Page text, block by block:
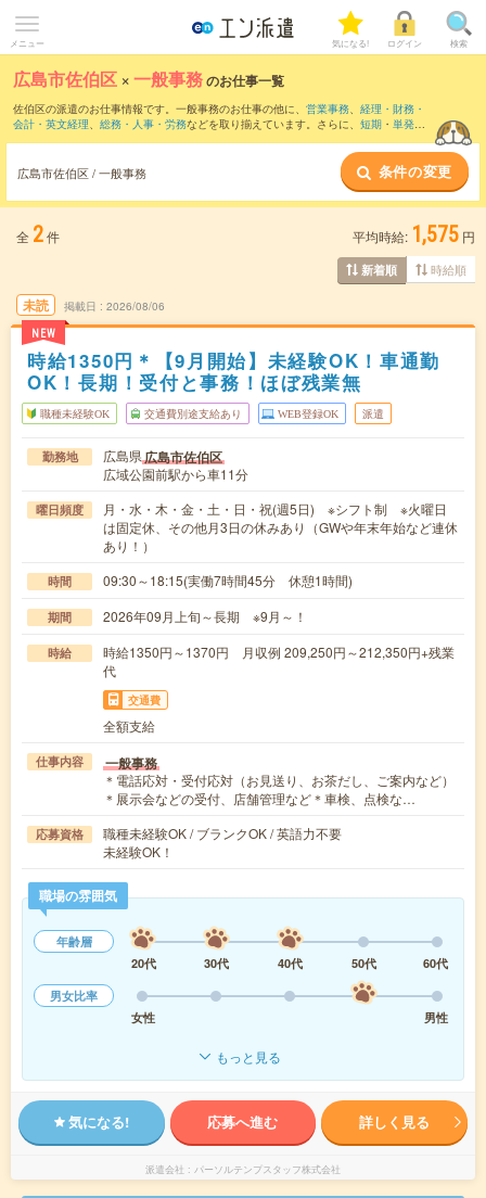
メニュー 気になる! ログイン 検索
広島市佐伯区 ×一般事務のお仕事一覧
佐伯区の派遣のお仕事情報です。一般事務のお仕事の他に、 営業事務、 経理・財務・
会計・英文経理、 総務・人事・労務などを取り揃えています。さらに、 短期 ・ 単発な
広島市佐伯区 / 一般事務 条件の変更
全 2件 平均時給: 1,575 円
新着順 時給順
未読
NEW
掲載日 2026/08/06
時給1350円＊【9月開始】未経験OK！車通勤
OK！長期！受付と事務！ほぼ残業無
職種未経験OK 交通費別途支給あり WEB登録OK 派遣
勤務地 広島県広島市佐伯区
広域公園前駅から車11分
曜日頻度
月・水・木・金・土・日・祝(週5日) ※シフト制 ※火曜日
は固定休、その他月3日の休みあり（GWや年末年始など連休
あり！）
時間 09:30～18:15(実働7時間45分 休憩1時間)
期間 2026年09月上旬～長期 ※9月～！
時給
時給1350円～1370円 月収例 209,250円～212,350円+残業
代
交通費
全額支給
仕事内容 一般事務
＊電話応対・受付応対（お見送り、お茶だし、ご案内など）
＊展示会などの受付、店舗管理など＊車検、点検な…
応募資格
職種未経験OK / ブランクOK / 英語力不要
未経験OK！
職場の雰囲気
年齢層
20代
30代 40代 50代
60代
男女比率
女性
男性
もっと見る
気になる! 応募へ進む 詳しく見る
派遣会社 パーソルテンプスタッフ株式会社